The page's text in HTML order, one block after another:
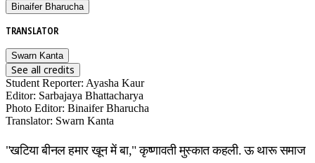
Binaifer Bharucha
TRANSLATOR
Swarn Kanta
See all credits
Student Reporter: Ayasha Kaur
Editor: Sarbajaya Bhattacharya
Photo Editor: Binaifer Bharucha
Translator: Swarn Kanta
"खटिया बीनल हमार खून में बा," कृष्णावती मुस्कात कहली. ऊ थारू समाज